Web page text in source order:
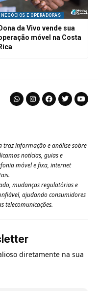
NEGÓCIOS E OPERADORAS
Dona da Vivo vende sua
móvel na Costa
Rica
traz informação e análise sobre
notícias, guias e
móvel e fixa, internet
mudanças regulatórias e
ajudando consumidores
telecomunicações.
diretamente na sua